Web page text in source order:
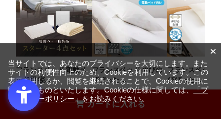
カートに入れる
フランスベッド 電動ベ
ッド用 寝…
￥44,000
フランスベッド のびの
びぴった …
￥5,500
フランスベッド
びぴった …
￥
当サイトでは、あなたのプライバシーを大切にします。また
サイトの利便性向上のため、Cookieを利用しています。この
表示を閉じるか、閲覧を継続されることで、Cookieの使用に
同意するものといたします。Cookieの仕様に関しては、「プ
ライバシーポリシー」をお読みください。